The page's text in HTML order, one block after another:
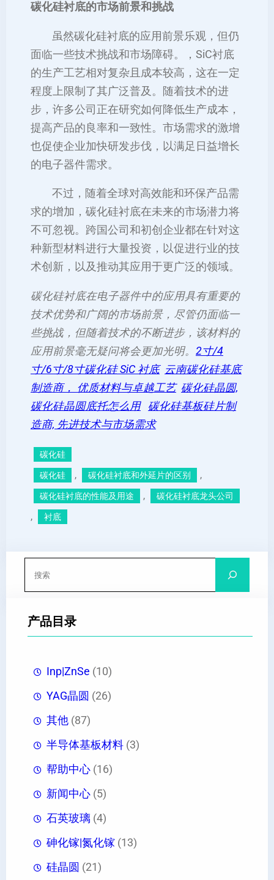
碳化硅衬底的市场前景和挑战
虽然碳化硅衬底的应用前景乐观，但仍
面临一些技术挑战和市场障碍。，SiC衬底
的生产工艺相对复杂且成本较高，这在一定
程度上限制了其广泛普及。随着技术的进
步，许多公司正在研究如何降低生产成本，
提高产品的良率和一致性。市场需求的激增
也促使企业加快研发步伐，以满足日益增长
的电子器件需求。
不过，随着全球对高效能和环保产品需
求的增加，碳化硅衬底在未来的市场潜力将
不可忽视。跨国公司和初创企业都在针对这
种新型材料进行大量投资，以促进行业的技
术创新，以及推动其应用于更广泛的领域。
碳化硅衬底在电子器件中的应用具有重要的
技术优势和广阔的市场前景，尽管仍面临一
些挑战，但随着技术的不断进步，该材料的
应用前景毫无疑问将会更加光明。 2寸/4
寸/6寸/8寸碳化硅 SiC 衬底 云南碳化硅基底
制造商， 优质材料与卓越工艺 碳化硅晶圆,
碳化硅晶圆底托怎么用
碳化硅基板硅片制
造商, 先进技术与市场需求
碳化硅
碳化硅 , 碳化硅衬底和外延片的区别 ,
碳化硅衬底的性能及用途 , 碳化硅衬底龙头公司
, 衬底
产品目录
Inp|ZnSe (10)
YAG晶圆 (26)
其他 (87)
半导体基板材料 (3)
帮助中心 (16)
新闻中心 (5)
石英玻璃 (4)
砷化镓|氮化镓 (13)
硅晶圆 (21)